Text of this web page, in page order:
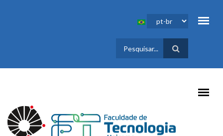
FORMULÁRIO
DE BUSCA